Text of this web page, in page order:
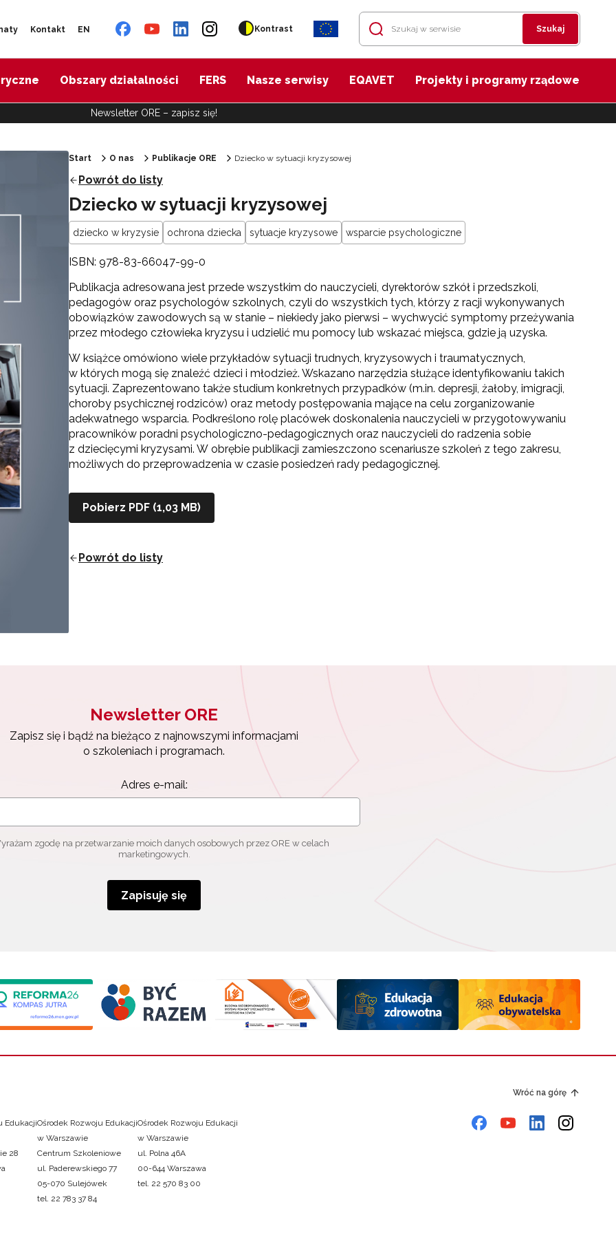
Kontakt EN Kontrast Szukaj
Obszary działalności FERS Nasze serwisy EQAVET Projekty i programy rządowe
Newsletter ORE – zapisz się!
Start O nas Publikacje ORE Dziecko w sytuacji kryzysowej
Powrót do listy
Dziecko w sytuacji kryzysowej
dziecko w kryzysie ochrona dziecka sytuacje kryzysowe wsparcie psychologiczne
ISBN: 978-83-66047-99-0
Publikacja adresowana jest przede wszystkim do nauczycieli, dyrektorów szkół i przedszkoli,
pedagogów oraz psychologów szkolnych, czyli do wszystkich tych, którzy z racji wykonywanych
obowiązków zawodowych są w stanie – niekiedy jako pierwsi – wychwycić symptomy przeżywania
przez młodego człowieka kryzysu i udzielić mu pomocy lub wskazać miejsca, gdzie ją uzyska.
W książce omówiono wiele przykładów sytuacji trudnych, kryzysowych i traumatycznych,
w których mogą się znaleźć dzieci i młodzież. Wskazano narzędzia służące identyfikowaniu takich
sytuacji. Zaprezentowano także studium konkretnych przypadków (m.in. depresji, żałoby, imigracji,
choroby psychicznej rodziców) oraz metody postępowania mające na celu zorganizowanie
adekwatnego wsparcia. Podkreślono rolę placówek doskonalenia nauczycieli w przygotowywaniu
pracowników poradni psychologiczno-pedagogicznych oraz nauczycieli do radzenia sobie
z dziecięcymi kryzysami. W obrębie publikacji zamieszczono scenariusze szkoleń z tego zakresu,
możliwych do przeprowadzenia w czasie posiedzeń rady pedagogicznej.
Pobierz PDF (1,03 MB)
Powrót do listy
Newsletter ORE
Zapisz się i bądź na bieżąco z najnowszymi informacjami
o szkoleniach i programach.
Adres e-mail:
zgodę na przetwarzanie moich danych osobowych przez ORE w celach
marketingowych.
Zapisuję się
Wróć na górę
Edukacji
28
Ośrodek Rozwoju Edukacji
w Warszawie
Centrum Szkoleniowe
ul. Paderewskiego 77
05-070 Sulejówek
tel. 22 783 37 84
Ośrodek Rozwoju Edukacji
w Warszawie
ul. Polna 46A
00-644 Warszawa
tel. 22 570 83 00